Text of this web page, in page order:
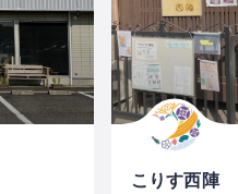
こりす西陣